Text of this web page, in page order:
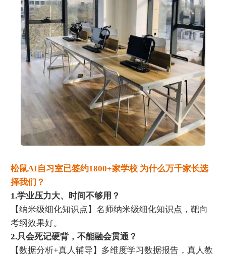
松鼠AI自习室已签约1800+家学校 为什么万千家长选
择我们？
1.学业压力大、时间不够用？
【纳米级细化知识点】名师纳米级细化知识点，靶向
考纲效果好。
2.只会死记硬背，不能融会贯通？
【数据分析+真人辅导】多维度学习数据报告，真人教